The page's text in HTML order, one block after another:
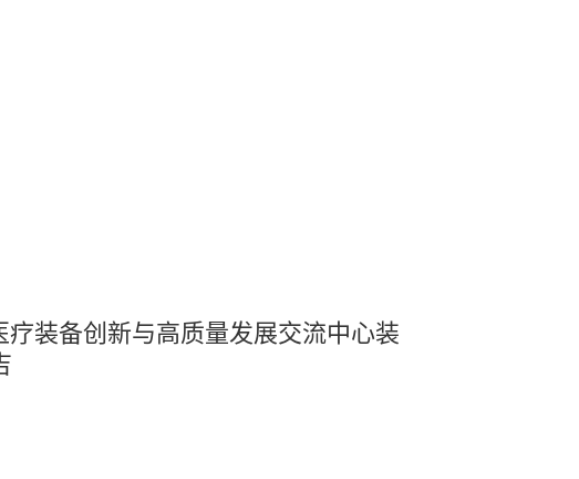
装备创新与高质量发展交流中心装